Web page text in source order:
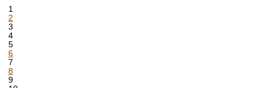
1
2
3
4
5
6
7
8
9